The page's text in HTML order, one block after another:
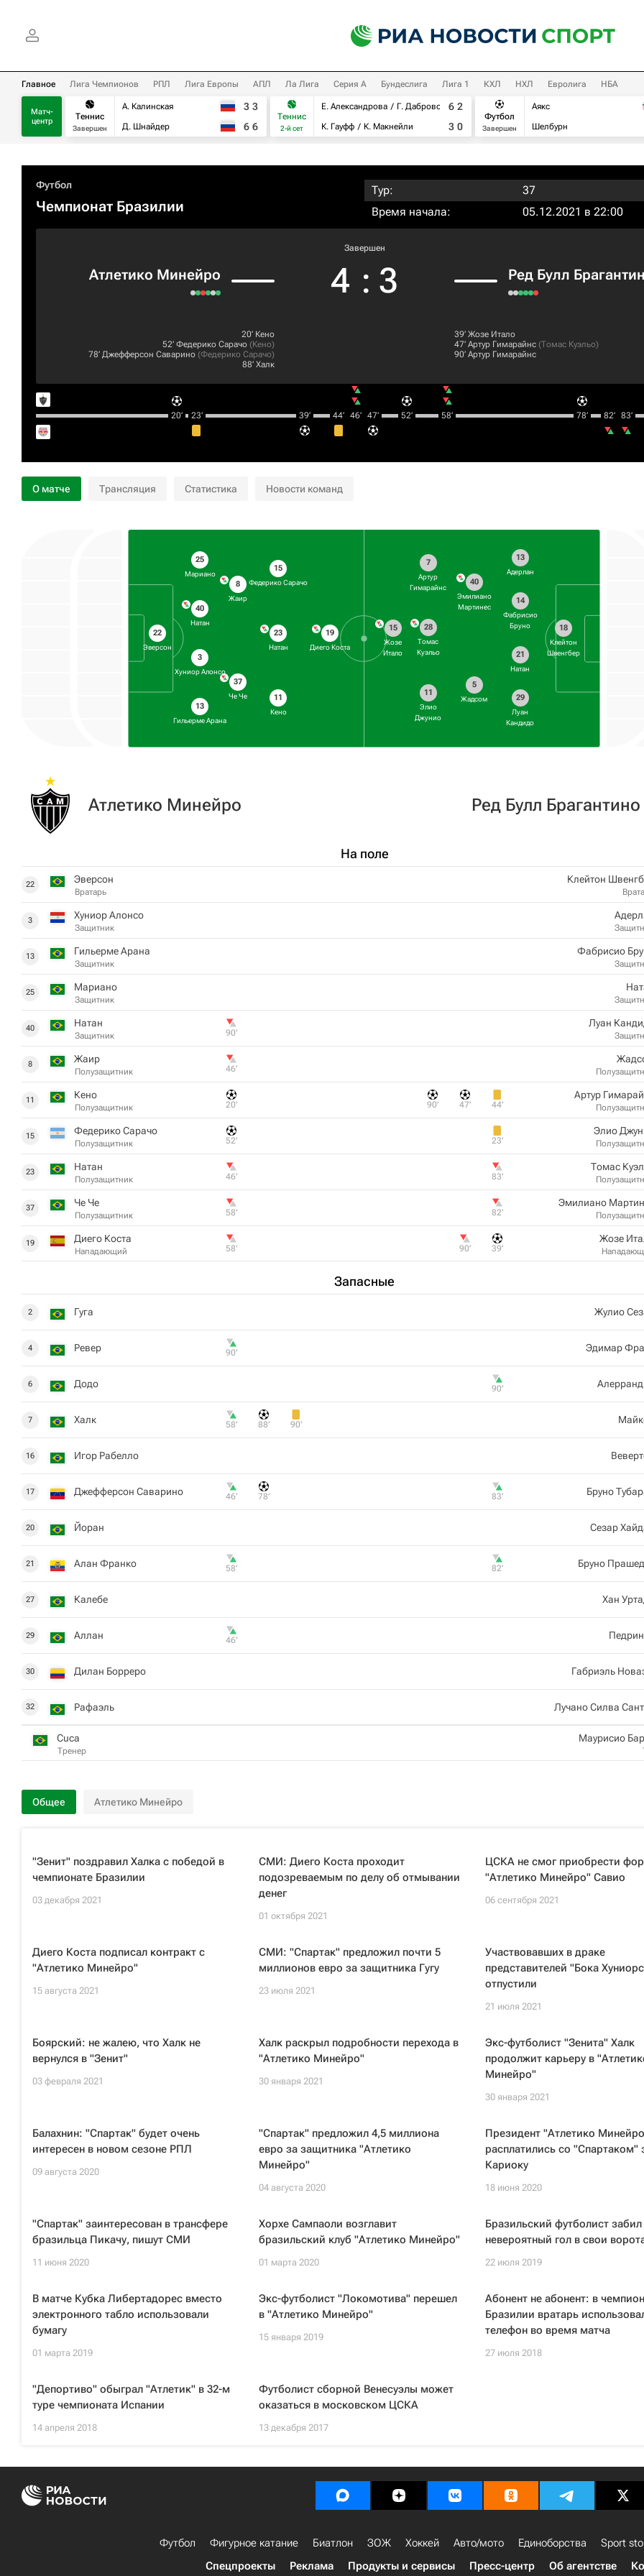
Главное Лига Чемпионов РПЛ Лига Европы АПЛ Ла Лига Серия А Бундеслига Лига 1 КХЛ НХЛ Евролига НБА
Матч-
центр
Теннис
Завершен
А. Калинская
Д. Шнайдер
3 3
6 6
Теннис
2-й сет
Е. Александрова
Г. Дабровски
К. Гауфф
К. Макнейли
6 2
3 0
Футбол
Завершен
Аякс
Шелбурн
Футбол
Чемпионат Бразилии
Тур:
37
Время начала:
05.12.2021 в 22:00
Атлетико Минейро
Завершен
4 : 3 Ред Булл
20‎’‎ Кено
52‎’‎ Федерико Сарачо (Кено)
78‎’‎ Джефферсон Саварино (Федерико Сарачо)
88‎’‎ Халк
39‎’‎ Жозе Итало
47‎’‎ Артур Гимарайнс (Томас Куэльо)
90‎’‎ Артур Гимарайнс
20‎’‎ 23‎’‎ 39‎’‎ 44‎’‎ 46‎’‎ 47‎’‎ 52‎’‎ 58‎’‎ 78‎’‎ 82‎’‎ 83‎’‎
О матче Трансляция Статистика Новости команд
22
Эверсон
25
Мариано
40
Натан
3
Хуниор Алонсо
13
Гильерме Арана
8
Жаир
37
Че Че
15
Федерико Сарачо
23
Натан
11
Кено
19
Диего Коста
18
Клейтон
Швенгбер
13
Адерлан
14
Фабрисио
Бруно
21
Натан
29
Луан
Кандидо
40
Эмилиано
Мартинес
5
Жадсом
7
Артур
Гимарайнс
28
Томас
Куэльо
11
Элио
Джунио
15
Жозе
Итало
Атлетико Минейро
На поле
22 Эверсон
Вратарь
3 Хуниор Алонсо
Защитник
13 Гильерме Арана
Защитник
25 Мариано
Защитник
40 Натан
Защитник 90‎’‎
8 Жаир
Полузащитник 46‎’‎
11 Кено
Полузащитник 20‎’‎
15 Федерико Сарачо
Полузащитник 52‎’‎
23 Натан
Полузащитник 46‎’‎
37 Че Че
Полузащитник 58‎’‎
19 Диего Коста
Нападающий 58‎’‎
Запасные
2 Гуга
4 Ревер 90‎’‎
6 Додо
7 Халк 58‎’‎ 88‎’‎ 90‎’‎
16 Игор Рабелло
17 Джефферсон Саварино 46‎’‎ 78‎’‎
20 Йоран
21 Алан Франко 58‎’‎
27 Калебе
29 Аллан 46‎’‎
30 Дилан Борреро
32 Рафаэль
Cuca
Тренер
Ред Булл Брагантино
Клейтон
Фабрисио
Луан
Артур
44‎’‎
47‎’‎
90‎’‎
Элио
23‎’‎
Томас
83‎’‎
Эмилиано
82‎’‎
Жозе
39‎’‎
90‎’‎
Жулио
Эдимар
90‎’‎
Бруно
83‎’‎
Сезар
Бруно
82‎’‎
Хан
Габриэль
Лучано Силва
Маурисио
Общее Атлетико Минейро
"Зенит" поздравил Халка с победой в
чемпионате Бразилии
03 декабря 2021
СМИ: Диего Коста проходит
подозреваемым по делу об отмывании
денег
01 октября 2021
ЦСКА не смог приобрести
"Атлетико Минейро" Савио
06 сентября 2021
Диего Коста подписал контракт с
"Атлетико Минейро"
15 августа 2021
СМИ: "Спартак" предложил почти 5
миллионов евро за защитника Гугу
23 июля 2021
Участвовавших в драке
представителей "Бока
отпустили
21 июля 2021
Боярский: не жалею, что Халк не
вернулся в "Зенит"
03 февраля 2021
Халк раскрыл подробности перехода в
"Атлетико Минейро"
30 января 2021
Экс-футболист "Зенита" Халк
продолжит карьеру в
Минейро"
30 января 2021
Балахнин: "Спартак" будет очень
интересен в новом сезоне РПЛ
09 августа 2020
"Спартак" предложил 4,5 миллиона
евро за защитника "Атлетико
Минейро"
04 августа 2020
Президент "Атлетико
расплатились со "Спартаком"
Кариоку
18 июня 2020
"Спартак" заинтересован в трансфере
бразильца Пикачу, пишут СМИ
11 июня 2020
Хорхе Сампаоли возглавит
бразильский клуб "Атлетико Минейро"
01 марта 2020
Бразильский футболист забил
невероятный гол в свои
22 июля 2019
В матче Кубка Либертадорес вместо
электронного табло использовали
бумагу
01 марта 2019
Экс-футболист "Локомотива" перешел
в "Атлетико Минейро"
15 января 2019
Абонент не абонент: в
Бразилии вратарь
телефон во время матча
27 июля 2018
"Депортиво" обыграл "Атлетик" в 32-м
туре чемпионата Испании
14 апреля 2018
Футболист сборной Венесуэлы может
оказаться в московском ЦСКА
13 декабря 2017
Футбол Фигурное катание Биатлон ЗОЖ Хоккей Авто/мото Единоборства Sport
Спецпроекты
Реклама Продукты и сервисы Пресс-центр Об агентстве